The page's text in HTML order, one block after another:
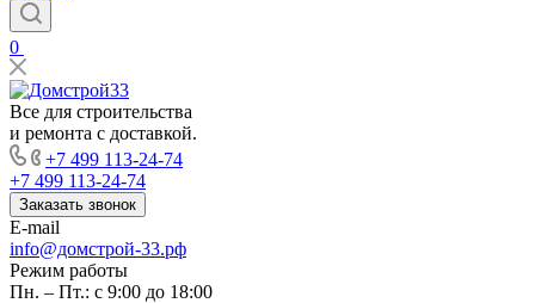
0
Все для строительства
и ремонта с доставкой.
+7 499 113-24-74
+7 499 113-24-74
Заказать звонок
E-mail
info@домстрой-33.рф
Режим работы
Пн. – Пт.: с 9:00 до 18:00